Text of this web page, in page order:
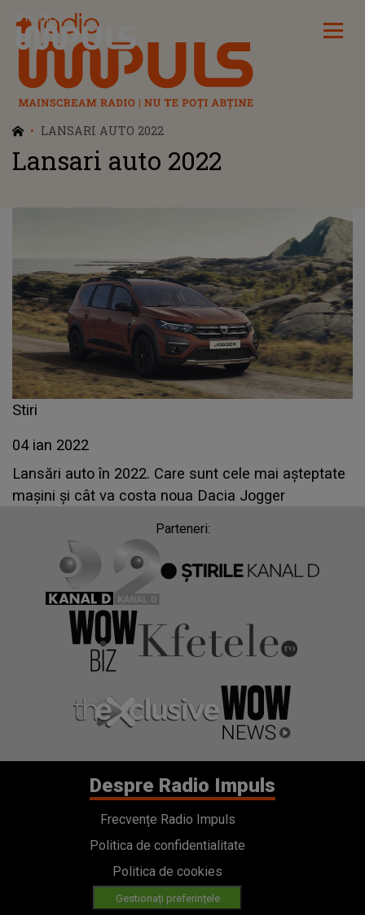
Radio Impuls
LANSARI AUTO 2022
Lansari auto 2022
Stiri
04 ian 2022
Lansări auto în 2022. Care sunt cele mai aşteptate
maşini şi cât va costa noua Dacia Jogger
Parteneri:
Despre Radio Impuls
Frecvențe Radio Impuls
Politica de confidentialitate
Politica de cookies
Gestionați preferințele